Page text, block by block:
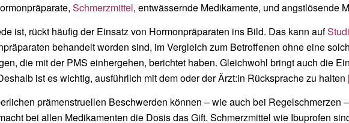
Schmerzmittel, entwässernde Medikamente, und angstlösende
ist, rückt häufig der Einsatz von Hormonpräparaten ins Bild. Das kann auf
behandelt worden sind, im Vergleich zum Betroffenen ohne eine
die mit der PMS einhergehen, berichtet haben. Gleichwohl bringt auch die
ist es wichtig, ausführlich mit dem oder der Ärzt:in Rücksprache zu halten
prämenstruellen Beschwerden können – wie auch bei Regelschmerzen
bei allen Medikamenten die Dosis das Gift. Schmerzmittel wie Ibuprofen